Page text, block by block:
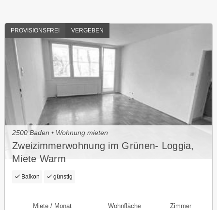
PROVISIONSFREI VERGEBEN
2500 Baden • Wohnung mieten
Zweizimmerwohnung im Grünen- Loggia,
Miete Warm
Balkon günstig
Miete / Monat Wohnfläche Zimmer